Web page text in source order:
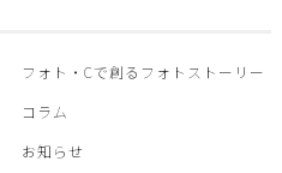
フォト・Cで創るフォトストーリー
コラム
お知らせ